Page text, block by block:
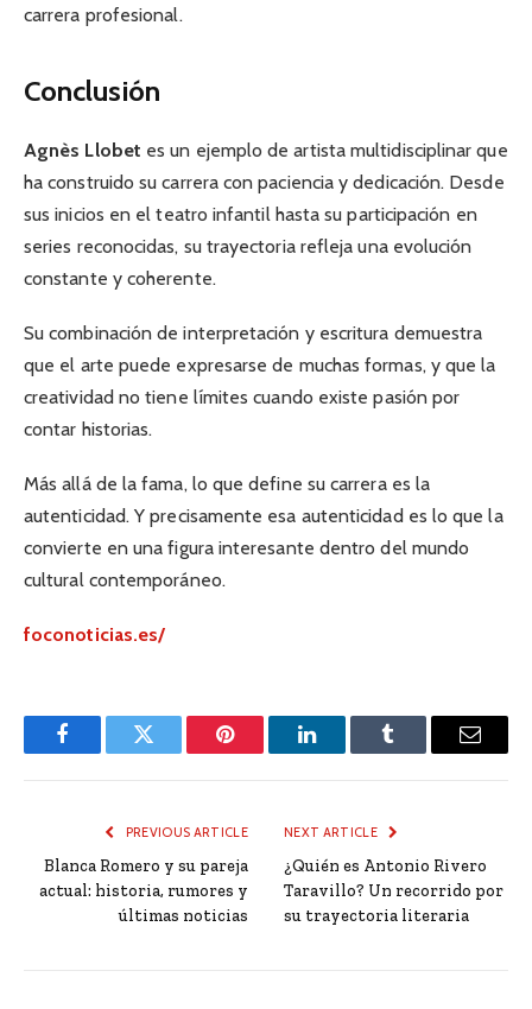
carrera profesional.
Conclusión
Agnès Llobet es un ejemplo de artista multidisciplinar que
ha construido su carrera con paciencia y dedicación. Desde
sus inicios en el teatro infantil hasta su participación en
series reconocidas, su trayectoria refleja una evolución
constante y coherente.
Su combinación de interpretación y escritura demuestra
que el arte puede expresarse de muchas formas, y que la
creatividad no tiene límites cuando existe pasión por
contar historias.
Más allá de la fama, lo que define su carrera es la
autenticidad. Y precisamente esa autenticidad es lo que la
convierte en una figura interesante dentro del mundo
cultural contemporáneo.
foconoticias.es/
FacebookTwitter Pinterest LinkedInTumblr Email
PREVIOUS ARTICLE
Blanca Romero y su pareja
actual: historia, rumores y
últimas noticias
NEXT ARTICLE
¿Quién es Antonio Rivero
Taravillo? Un recorrido por
su trayectoria literaria